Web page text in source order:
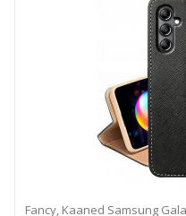
Fancy, Kaaned Samsung